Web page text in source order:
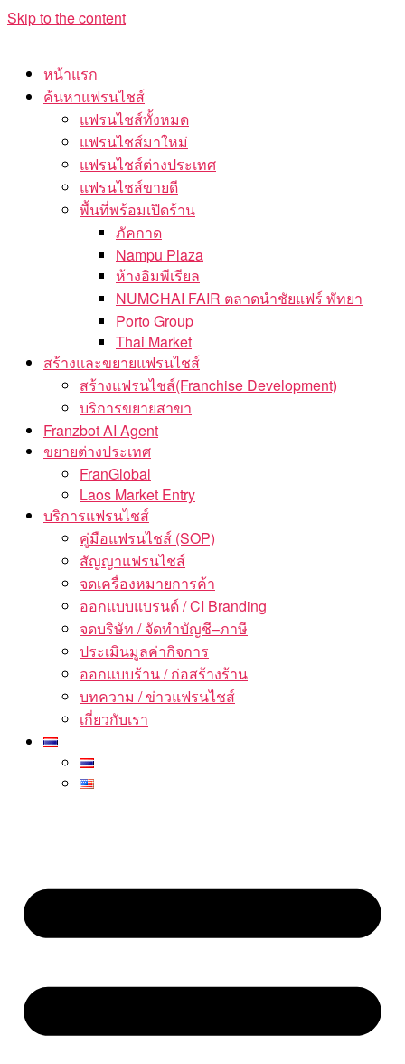
Skip to the content
หน้าแรก
ค้นหาแฟรนไชส์
แฟรนไชส์ทั้งหมด
แฟรนไชส์มาใหม่
แฟรนไชส์ต่างประเทศ
แฟรนไชส์ขายดี
พื้นที่พร้อมเปิดร้าน
ภัคกาด
Nampu Plaza
ห้างอิมพีเรียล
NUMCHAI FAIR ตลาดนำชัยแฟร์ พัทยา
Porto Group
Thai Market
สร้างและขยายแฟรนไชส์
สร้างแฟรนไชส์(Franchise Development)
บริการขยายสาขา
Franzbot AI Agent
ขยายต่างประเทศ
FranGlobal
Laos Market Entry
บริการแฟรนไชส์
คู่มือแฟรนไชส์ (SOP)
สัญญาแฟรนไชส์
จดเครื่องหมายการค้า
ออกแบบแบรนด์ / CI Branding
จดบริษัท / จัดทำบัญชี–ภาษี
ประเมินมูลค่ากิจการ
ออกแบบร้าน / ก่อสร้างร้าน
บทความ / ข่าวแฟรนไชส์
เกี่ยวกับเรา